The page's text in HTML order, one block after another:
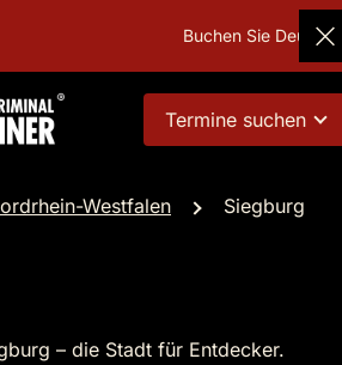
Buchen Sie
Termine suchen
Westfalen Siegburg
– die Stadt für Entdecker.